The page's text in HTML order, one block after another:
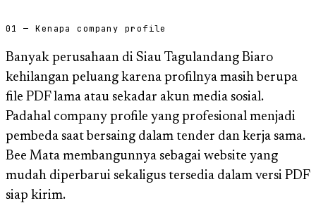
01 — Kenapa company profile
Banyak perusahaan di Siau Tagulandang Biaro
kehilangan peluang karena profilnya masih berupa
file PDF lama atau sekadar akun media sosial.
Padahal company profile yang profesional menjadi
pembeda saat bersaing dalam tender dan kerja sama.
Bee Mata membangunnya sebagai website yang
mudah diperbarui sekaligus tersedia dalam versi PDF
siap kirim.